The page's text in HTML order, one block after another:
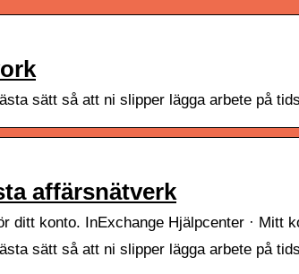
sätt så att ni slipper lägga arbete på
affärsnätverk
ditt konto. InExchange Hjälpcenter · Mitt
sätt så att ni slipper lägga arbete på